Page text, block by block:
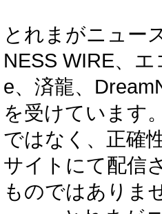
とれまがニュー
NESS WIRE、
e、済龍、
を受けています
ではなく、正確
サイトにて配信
ものではありま